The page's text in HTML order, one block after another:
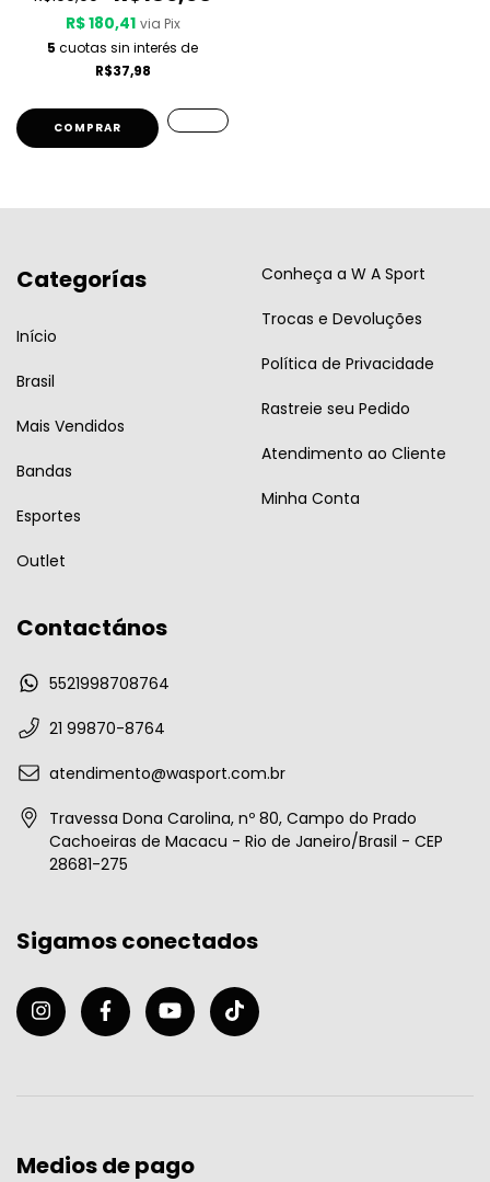
R$ 180,41 via Pix
5 cuotas sin interés de
R$37,98
COMPRAR
Categorías
Início
Brasil
Mais Vendidos
Bandas
Esportes
Outlet
Conheça a W A Sport
Trocas e Devoluções
Política de Privacidade
Rastreie seu Pedido
Atendimento ao Cliente
Minha Conta
Contactános
5521998708764
21 99870-8764
atendimento@wasport.com.br
Travessa Dona Carolina, nº 80, Campo do Prado
Cachoeiras de Macacu - Rio de Janeiro/Brasil - CEP
28681-275
Sigamos conectados
Medios de pago